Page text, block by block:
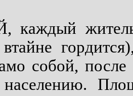
житель
собой,